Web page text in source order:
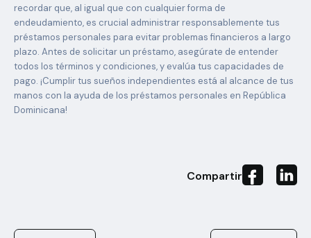
recordar que, al igual que con cualquier forma de
endeudamiento, es crucial administrar responsablemente tus
préstamos personales para evitar problemas financieros a largo
plazo. Antes de solicitar un préstamo, asegúrate de entender
todos los términos y condiciones, y evalúa tus capacidades de
pago. ¡Cumplir tus sueños independientes está al alcance de tus
manos con la ayuda de los préstamos personales en República
Dominicana!
Compartir